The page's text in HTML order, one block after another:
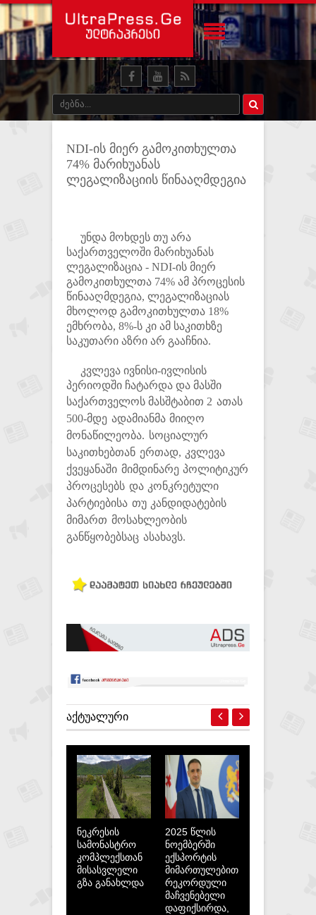
NDI-ის მიერ გამოკითხულთა
74% მარიხუანას
ლეგალიზაციის წინააღმდეგია
უნდა მოხდეს თუ არა
საქართველოში მარიხუანას
ლეგალიზაცია - NDI-ის მიერ
გამოკითხულთა 74% ამ პროცესის
წინააღმდეგია, ლეგალიზაციას
მხოლოდ გამოკითხულთა 18%
ემხრობა, 8%-ს კი ამ საკითხზე
საკუთარი აზრი არ გააჩნია.
კვლევა ივნისი-ივლისის
პერიოდში ჩატარდა და მასში
საქართველოს მასშტაბით 2 ათას
500-მდე ადამიანმა მიიღო
მონაწილეობა. სოციალურ
საკითხებთან ერთად, კვლევა
ქვეყანაში მიმდინარე პოლიტიკურ
პროცესებს და კონკრეტული
პარტიებისა თუ კანდიდატების
მიმართ მოსახლეობის
განწყობებსაც ასახავს.
ᲐᲥᲢᲣᲐᲚᲣᲠᲘ
ნეკრესის
სამონასტრო
კომპლექსთან
მისასვლელი
გზა განახლდა
2025 წლის
ნოემბერში
ექსპორტის
მიმართულებით
რეკორდული
მაჩვენებელი
დაფიქსირდა,